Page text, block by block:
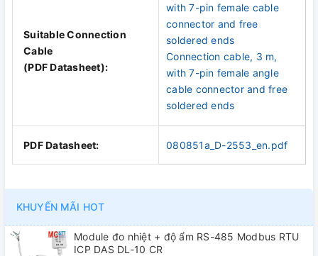
Suitable Connection
Cable
(PDF Datasheet):
with 7-pin female cable
connector and free
soldered ends
Connection cable, 3 m,
with 7-pin female angle
cable connector and free
soldered ends
PDF Datasheet: 080851a_D-2553_en.pdf
KHUYẾN MÃI HOT
Module đo nhiệt + độ ẩm RS-485 Modbus RTU
ICP DAS DL-10 CR